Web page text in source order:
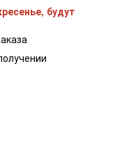
будут